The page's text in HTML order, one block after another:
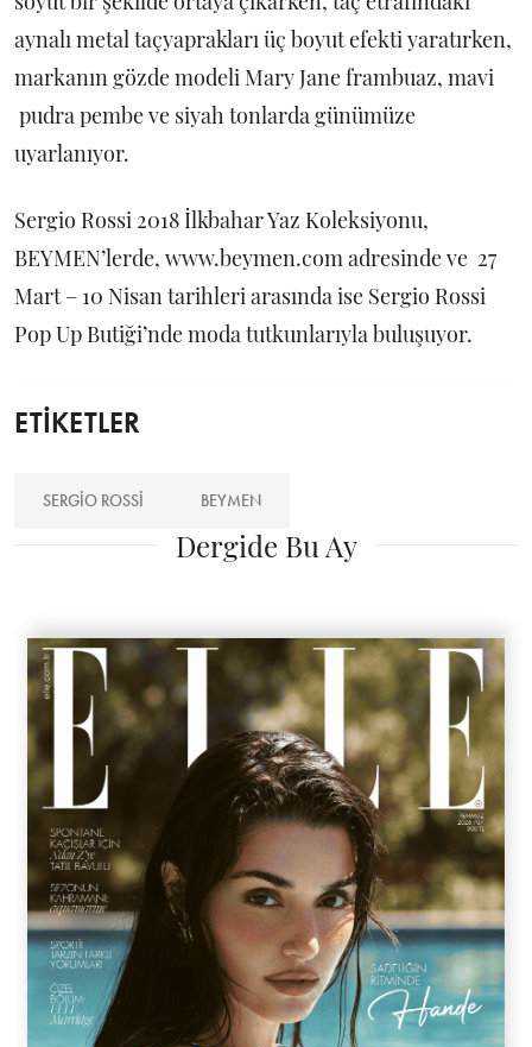
aynalı metal taçyaprakları üç boyut efekti yaratırken,
markanın gözde modeli Mary Jane frambuaz, mavi
pudra pembe ve siyah tonlarda günümüze
uyarlanıyor.
Sergio Rossi 2018 İlkbahar Yaz Koleksiyonu,
BEYMEN’lerde, www.beymen.com adresinde ve 27
Mart – 10 Nisan tarihleri arasında ise Sergio Rossi
Pop Up Butiği’nde moda tutkunlarıyla buluşuyor.
ETİKETLER
SERGIO ROSSI BEYMEN
Dergide Bu Ay